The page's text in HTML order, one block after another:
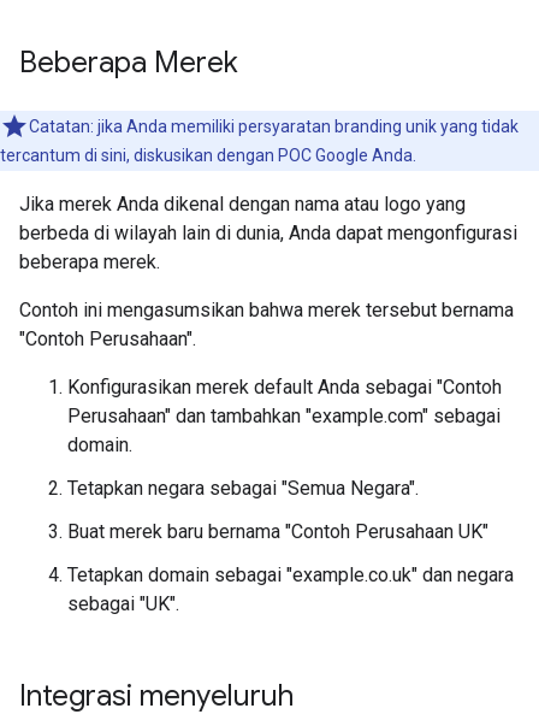
Beberapa Merek
Catatan: jika Anda memiliki persyaratan branding unik yang tidak
tercantum di sini, diskusikan dengan POC Google Anda.
Jika merek Anda dikenal dengan nama atau logo yang
berbeda di wilayah lain di dunia, Anda dapat mengonfigurasi
beberapa merek.
Contoh ini mengasumsikan bahwa merek tersebut bernama
"Contoh Perusahaan".
Konfigurasikan merek default Anda sebagai "Contoh
Perusahaan" dan tambahkan "example.com" sebagai
domain.
Tetapkan negara sebagai "Semua Negara".
Buat merek baru bernama "Contoh Perusahaan UK"
Tetapkan domain sebagai "example.co.uk" dan negara
sebagai "UK".
Integrasi menyeluruh